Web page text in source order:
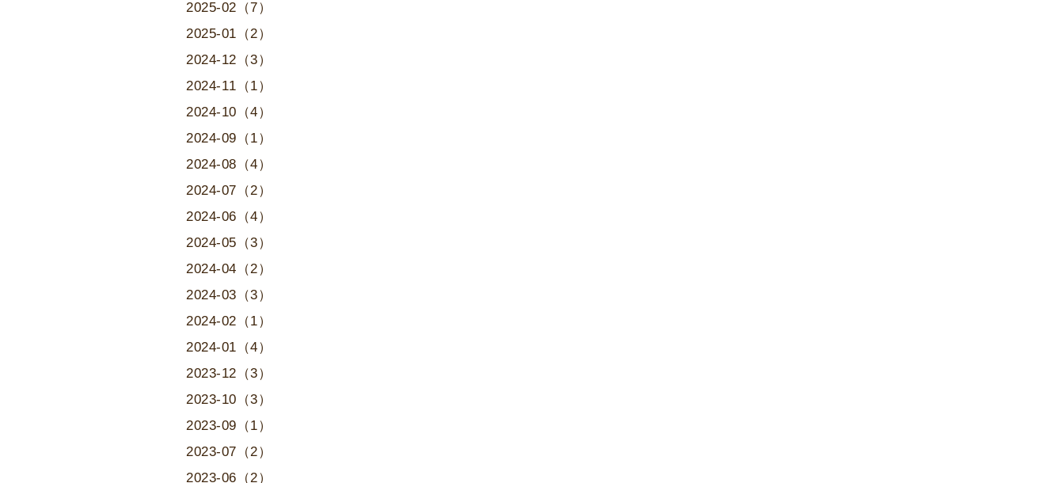
2025-02（7）
2025-01（2）
2024-12（3）
2024-11（1）
2024-10（4）
2024-09（1）
2024-08（4）
2024-07（2）
2024-06（4）
2024-05（3）
2024-04（2）
2024-03（3）
2024-02（1）
2024-01（4）
2023-12（3）
2023-10（3）
2023-09（1）
2023-07（2）
2023-06（2）